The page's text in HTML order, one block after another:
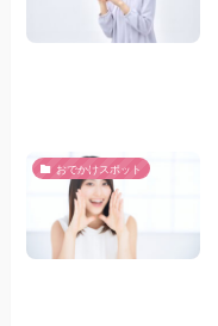
おでかけスポット